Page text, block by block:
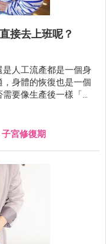
接去上班呢？
人工流產都是一個身
身體的恢復也是一個
要像生產後一樣「坐
崗位呢？今天瑜芹醫
子宮修復期